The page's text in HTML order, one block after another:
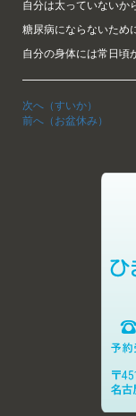
自分は太っていないか
糖尿病にならないため
自分の身体には常日頃
次へ（すいか）
前へ（お盆休み）